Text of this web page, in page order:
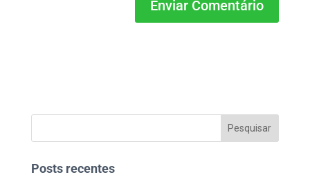
Posts recentes